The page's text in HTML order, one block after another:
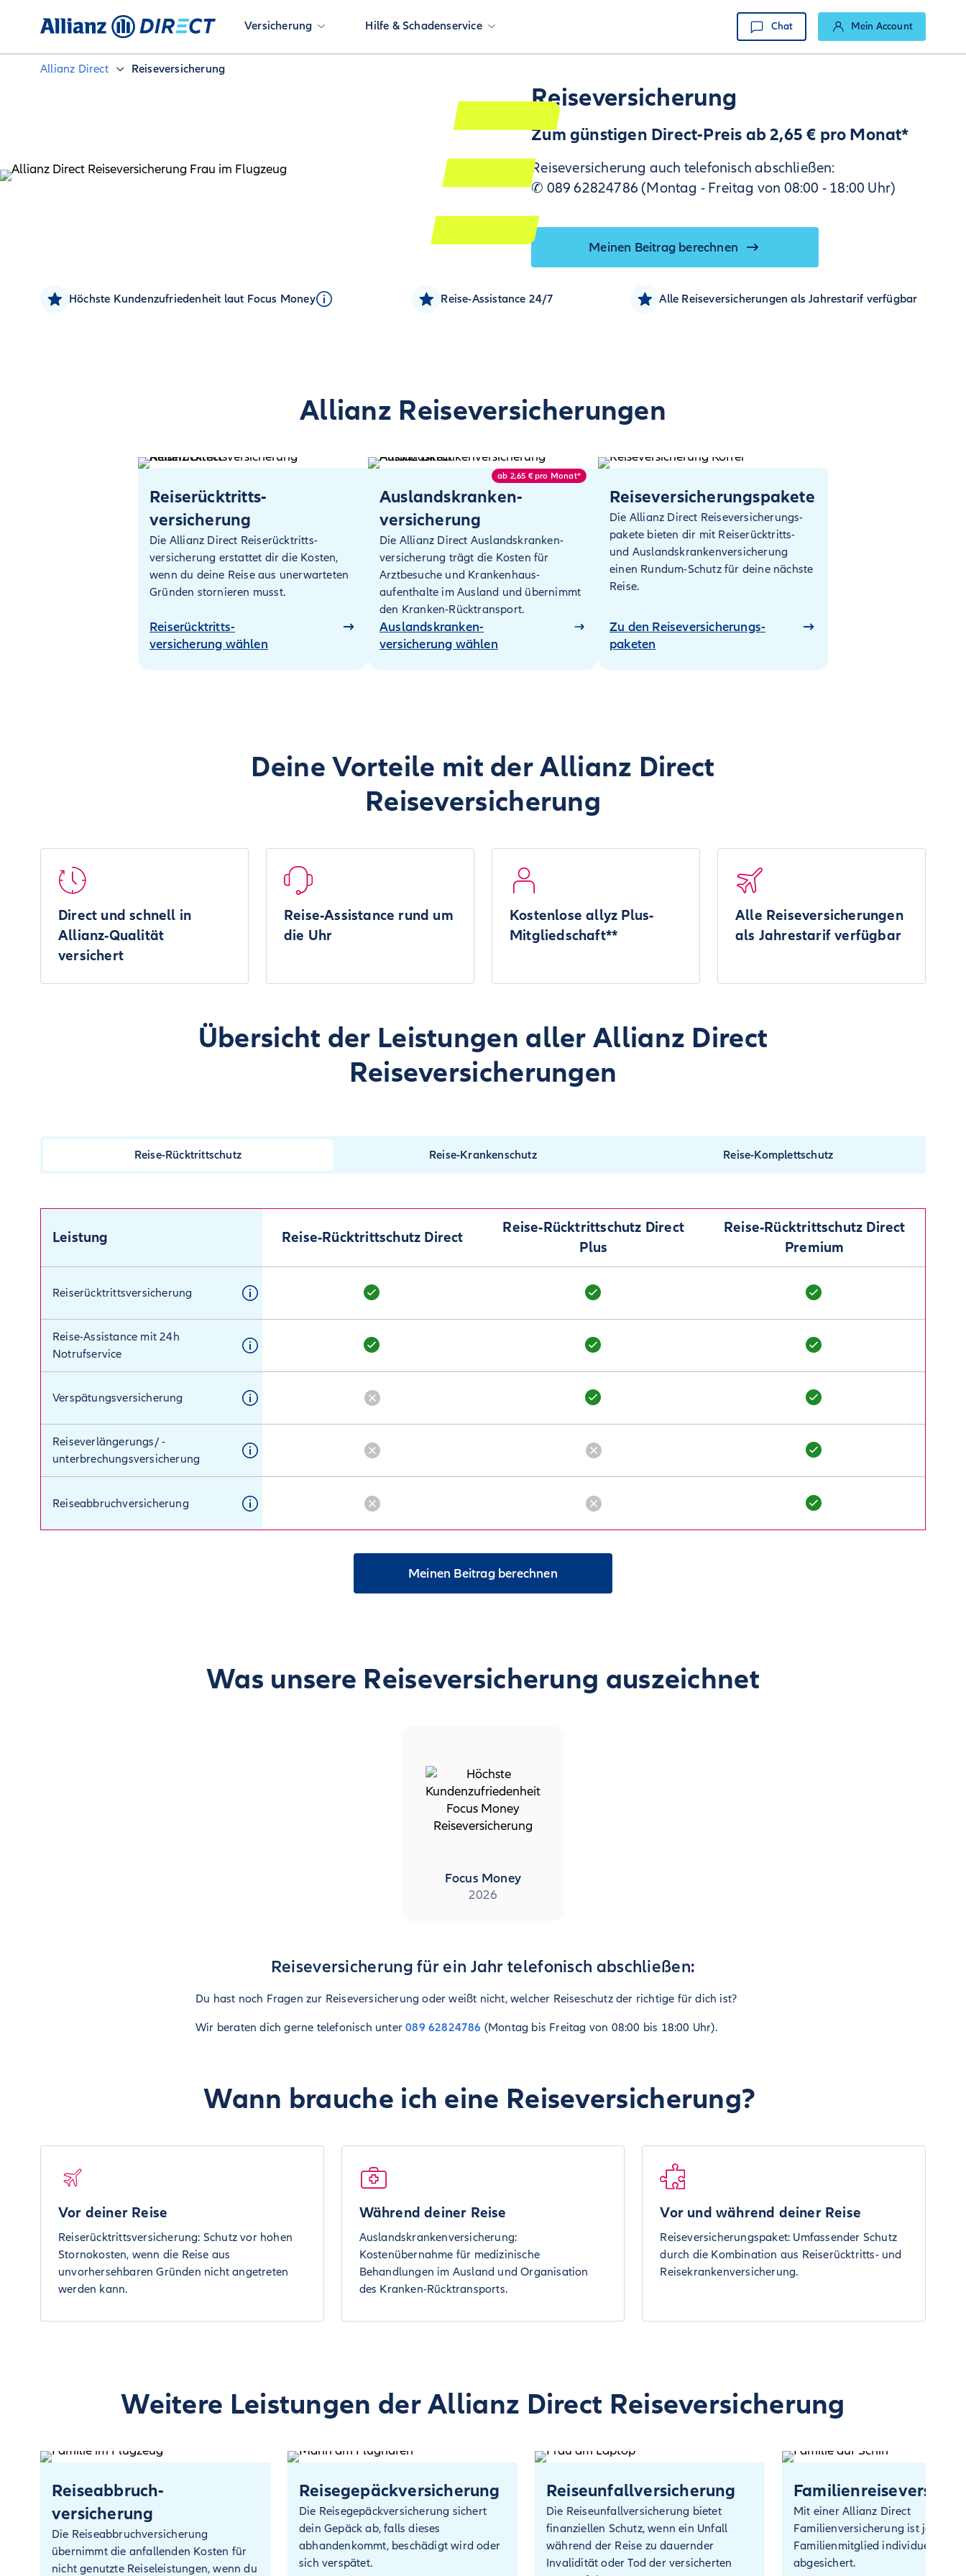
Versicherung Hilfe & Schadenservice Chat Mein Account
Allianz Direct Reiseversicherung
Reiseversicherung
Zum günstigen Direct-Preis ab 2,65 € pro Monat*
Reiseversicherung auch telefonisch abschließen:
✆ 089 62824786 (Montag - Freitag von 08:00 - 18:00 Uhr)
Meinen Beitrag berechnen
Höchste Kundenzufriedenheit laut Focus Money Reise-Assistance 24/7 Alle Reiseversicherungen als Jahrestarif verfügbar
Allianz Reiseversicherungen
Reiserücktritts­
versicherung
Die Allianz Direct Reiserücktritts­
versicherung erstattet dir die Kosten,
wenn du deine Reise aus unerwarteten
Gründen stornieren musst.
Reiserücktritts­
versicherung wählen
ab 2,65 € pro Monat*
Auslandskranken­
versicherung
Die Allianz Direct Auslandskranken­
versicherung trägt die Kosten für
Arztbesuche und Krankenhaus­
aufenthalte im Ausland und übernimmt
den Kranken-Rücktransport.
Auslandskranken­
versicherung wählen
Reiseversicherungs­pakete
Die Allianz Direct Reiseversicherungs­
pakete bieten dir mit Reiserücktritts-
und Auslandskrankenversicherung
einen Rundum-Schutz für deine nächste
Reise.
Zu den Reiseversicherungs­
paketen
Deine Vorteile mit der Allianz Direct
Reiseversicherung
Direct und schnell in
Allianz-Qualität
versichert
Reise-Assistance rund um
die Uhr
Kostenlose allyz Plus-
Mitgliedschaft**
Alle Reiseversicherungen
als Jahrestarif verfügbar
Übersicht der Leistungen aller Allianz Direct
Reiseversicherungen
Reise-Rücktrittschutz Reise-Krankenschutz Reise-Komplettschutz
Leistung
Reiserücktritts­versicherung
Reise-Assistance mit 24h
Notrufservice
Verspätungs­versicherung
Reisever­längerungs/ -
unterbrechungs­versicherung
Reiseabbruch­versicherung
Reise-Rücktritt­schutz Direct
Reise-Rücktritt­schutz Direct
Plus
Reise-Rücktritt­schutz Direct
Premium
Meinen Beitrag berechnen
Was unsere Reiseversicherung auszeichnet
Focus Money
2026
Reiseversicherung für ein Jahr telefonisch abschließen:
Du hast noch Fragen zur Reiseversicherung oder weißt nicht, welcher Reiseschutz der richtige für dich ist?
Wir beraten dich gerne telefonisch unter089 62824786 (Montag bis Freitag von 08:00 bis 18:00 Uhr).
Wann brauche ich eine Reiseversicherung?
Vor deiner Reise
Reiserücktrittsversicherung: Schutz vor hohen
Stornokosten, wenn die Reise aus
unvorhersehbaren Gründen nicht angetreten
werden kann.
Während deiner Reise
Auslandskrankenversicherung:
Kostenübernahme für medizinische
Behandlungen im Ausland und Organisation
des Kranken-Rücktransports.
Vor und während deiner Reise
Reiseversicherungspaket: Umfassender Schutz
durch die Kombination aus Reiserücktritts- und
Reisekrankenversicherung.
Weitere Leistungen der Allianz Direct Reiseversicherung
Reiseabbruch­
versicherung
Die Reiseabbruchversicherung
übernimmt die anfallenden Kosten für
nicht genutzte Reiseleistungen, wenn du
Reisegepäck­versicherung
Die Reisegepäckversicherung sichert
dein Gepäck ab, falls dieses
abhandenkommt, beschädigt wird oder
sich verspätet.
Reiseunfall­versicherung
Die Reiseunfallversicherung bietet
finanziellen Schutz, wenn ein Unfall
während der Reise zu dauernder
Invalidität oder Tod der versicherten
Mit einer Allianz Direct
Familienversicherung ist jedes
Familienmitglied individuell
abgesichert.